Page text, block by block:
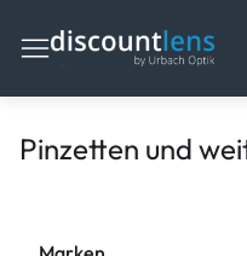
Pinzetten und